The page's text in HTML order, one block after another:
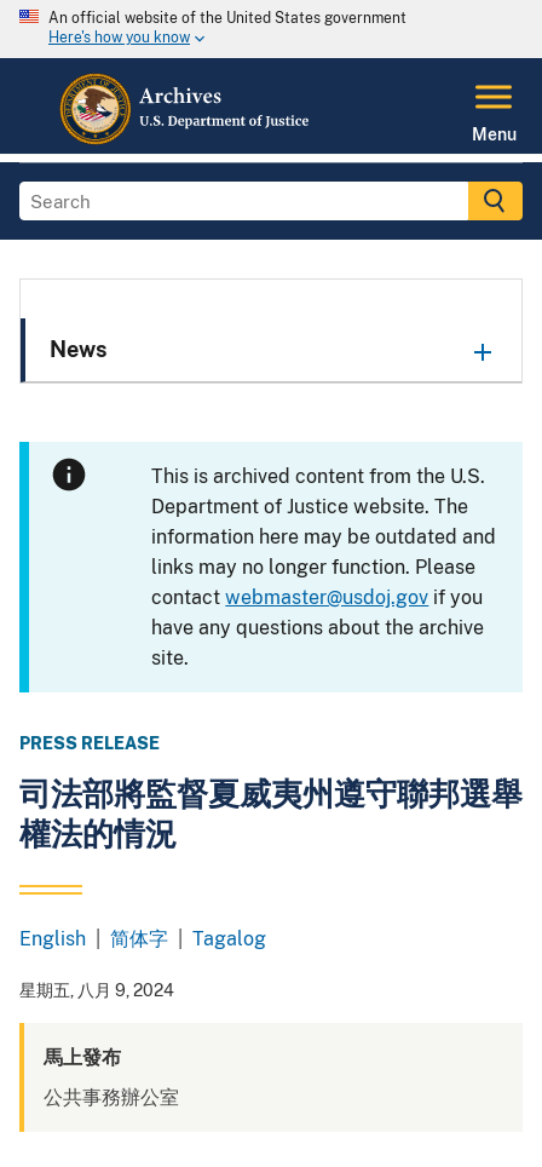
An official website of the United States government
Here's how you know
Menu
News
This is archived content from the U.S.
Department of Justice website. The
information here may be outdated and
links may no longer function. Please
contactwebmaster@usdoj.gov if you
have any questions about the archive
site.
PRESS RELEASE
司法部將監督夏威夷州遵守聯邦選舉
權法的情況
English 简体字 Tagalog
星期五, 八月 9, 2024
馬上發布
公共事務辦公室
Simplified